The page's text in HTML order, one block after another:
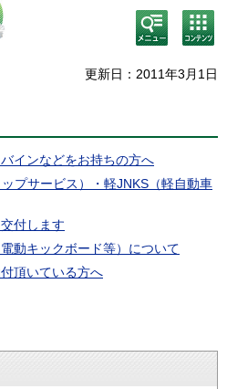
検
索・
メニ
コン
テン
ニュ
更新日：2011年3月1日
インなどをお持ちの方へ
プサービス）・軽JNKS（軽自動車
付します
動キックボード等）について
頂いている方へ